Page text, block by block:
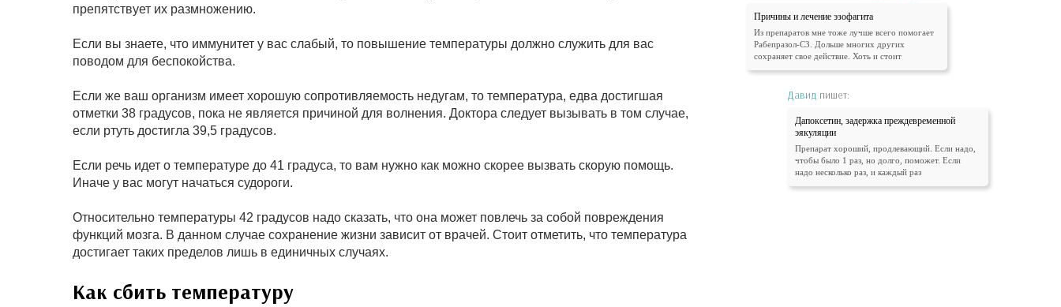
препятствует их размножению.
Если вы знаете, что иммунитет у вас слабый, то повышение температуры должно служить для вас
поводом для беспокойства.
Если же ваш организм имеет хорошую сопротивляемость недугам, то температура, едва достигшая
отметки 38 градусов, пока не является причиной для волнения. Доктора следует вызывать в том случае,
если ртуть достигла 39,5 градусов.
Если речь идет о температуре до 41 градуса, то вам нужно как можно скорее вызвать скорую помощь.
Иначе у вас могут начаться судороги.
Относительно температуры 42 градусов надо сказать, что она может повлечь за собой повреждения
функций мозга. В данном случае сохранение жизни зависит от врачей. Стоит отметить, что температура
достигает таких пределов лишь в единичных случаях.
Как сбить температуру
Причины и лечение эзофагита
Из препаратов мне тоже лучше всего помогает
Рабепразол-СЗ. Дольше многих других
сохраняет свое действие. Хоть и стоит
Давид пишет:
Дапоксетин, задержка преждевременной
эякуляции
Препарат хороший, продлевающий. Если надо,
чтобы было 1 раз, но долго, поможет. Если
надо несколько раз, и каждый раз